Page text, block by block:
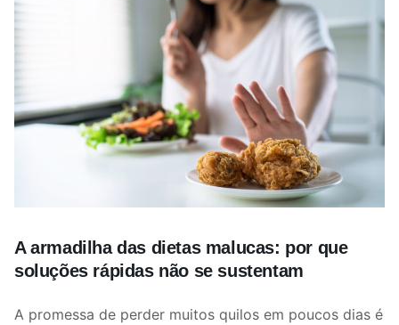
A armadilha das dietas malucas: por que
soluções rápidas não se sustentam
A promessa de perder muitos quilos em poucos dias é